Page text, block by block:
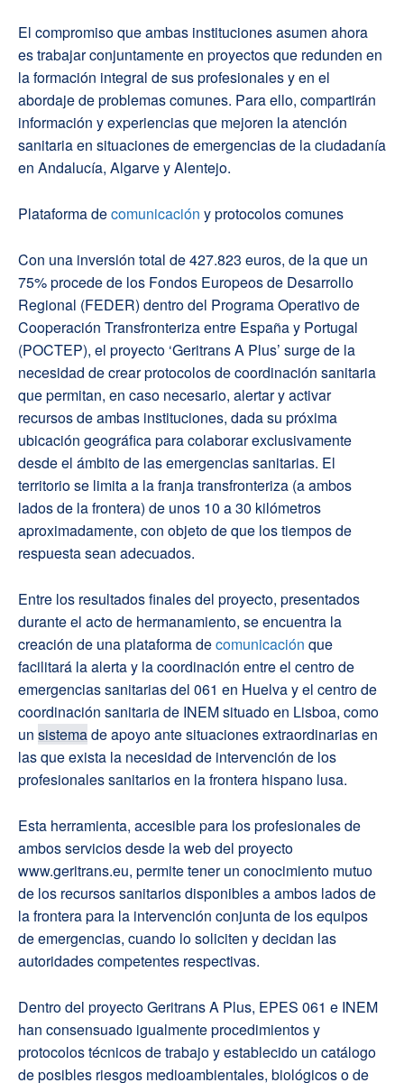
El compromiso que ambas instituciones asumen ahora
es trabajar conjuntamente en proyectos que redunden en
la formación integral de sus profesionales y en el
abordaje de problemas comunes. Para ello, compartirán
información y experiencias que mejoren la atención
sanitaria en situaciones de emergencias de la ciudadanía
en Andalucía, Algarve y Alentejo.
Plataforma decomunicación y protocolos comunes
Con una inversión total de 427.823 euros, de la que un
75% procede de los Fondos Europeos de Desarrollo
Regional (FEDER) dentro del Programa Operativo de
Cooperación Transfronteriza entre España y Portugal
(POCTEP), el proyecto ‘Geritrans A Plus’ surge de la
necesidad de crear protocolos de coordinación sanitaria
que permitan, en caso necesario, alertar y activar
recursos de ambas instituciones, dada su próxima
ubicación geográfica para colaborar exclusivamente
desde el ámbito de las emergencias sanitarias. El
territorio se limita a la franja transfronteriza (a ambos
lados de la frontera) de unos 10 a 30 kilómetros
aproximadamente, con objeto de que los tiempos de
respuesta sean adecuados.
Entre los resultados finales del proyecto, presentados
durante el acto de hermanamiento, se encuentra la
creación de una plataforma decomunicación que
facilitará la alerta y la coordinación entre el centro de
emergencias sanitarias del 061 en Huelva y el centro de
coordinación sanitaria de INEM situado en Lisboa, como
un sistemade apoyo ante situaciones extraordinarias en
las que exista la necesidad de intervención de los
profesionales sanitarios en la frontera hispano lusa.
Esta herramienta, accesible para los profesionales de
ambos servicios desde la web del proyecto
www.geritrans.eu, permite tener un conocimiento mutuo
de los recursos sanitarios disponibles a ambos lados de
la frontera para la intervención conjunta de los equipos
de emergencias, cuando lo soliciten y decidan las
autoridades competentes respectivas.
Dentro del proyecto Geritrans A Plus, EPES 061 e INEM
han consensuado igualmente procedimientos y
protocolos técnicos de trabajo y establecido un catálogo
de posibles riesgos medioambientales, biológicos o de